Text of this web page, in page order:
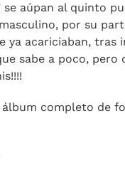
se aúpan al quinto
por su
ya acariciaban,
sabe a poco, pero
álbum completo de